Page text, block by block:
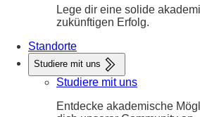
Lege dir eine solide
zukünftigen Erfolg.
Standorte
Studiere mit uns
Studiere mit uns
Entdecke akademische